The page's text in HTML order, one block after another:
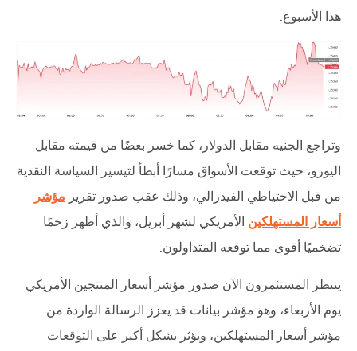
هذا الأسبوع.
وتراجع الجنيه مقابل الدولار، كما خسر بعضًا من قيمته مقابل
اليورو، حيث توقعت الأسواق مسارًا أبطأ لتيسير السياسة النقدية
من قبل الاحتياطي الفيدرالي، وذلك عقب صدور تقرير مؤشر
أسعار المستهلكين الأمريكي لشهر أبريل، والذي أظهر زخمًا
تضخميًا أقوى مما توقعه المتداولون.
ينتظر المستثمرون الآن صدور مؤشر أسعار المنتجين الأمريكي
يوم الأربعاء، وهو مؤشر بيانات قد يعزز الرسالة الواردة من
مؤشر أسعار المستهلكين، ويؤثر بشكل أكبر على التوقعات